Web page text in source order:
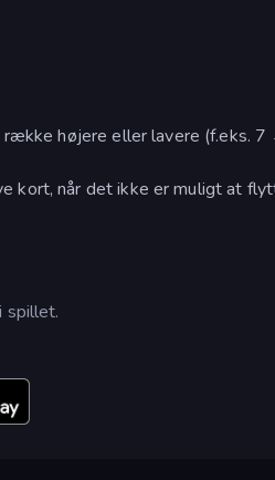
række højere eller lavere
kort, når det ikke er muligt at
spillet.